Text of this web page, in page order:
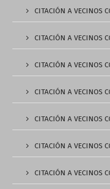
CITACIÓN A VECINOS
CITACIÓN A VECINOS
CITACIÓN A VECINOS
CITACIÓN A VECINOS
CITACIÓN A VECINOS
CITACIÓN A VECINOS
CITACIÓN A VECINOS